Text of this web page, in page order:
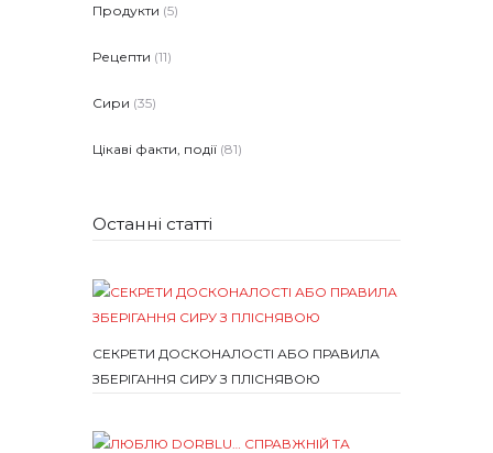
Продукти (5)
Рецепти (11)
Сири (35)
Цікаві факти, події (81)
Останні статті
СЕКРЕТИ ДОСКОНАЛОСТІ АБО ПРАВИЛА
ЗБЕРІГАННЯ СИРУ З ПЛІСНЯВОЮ